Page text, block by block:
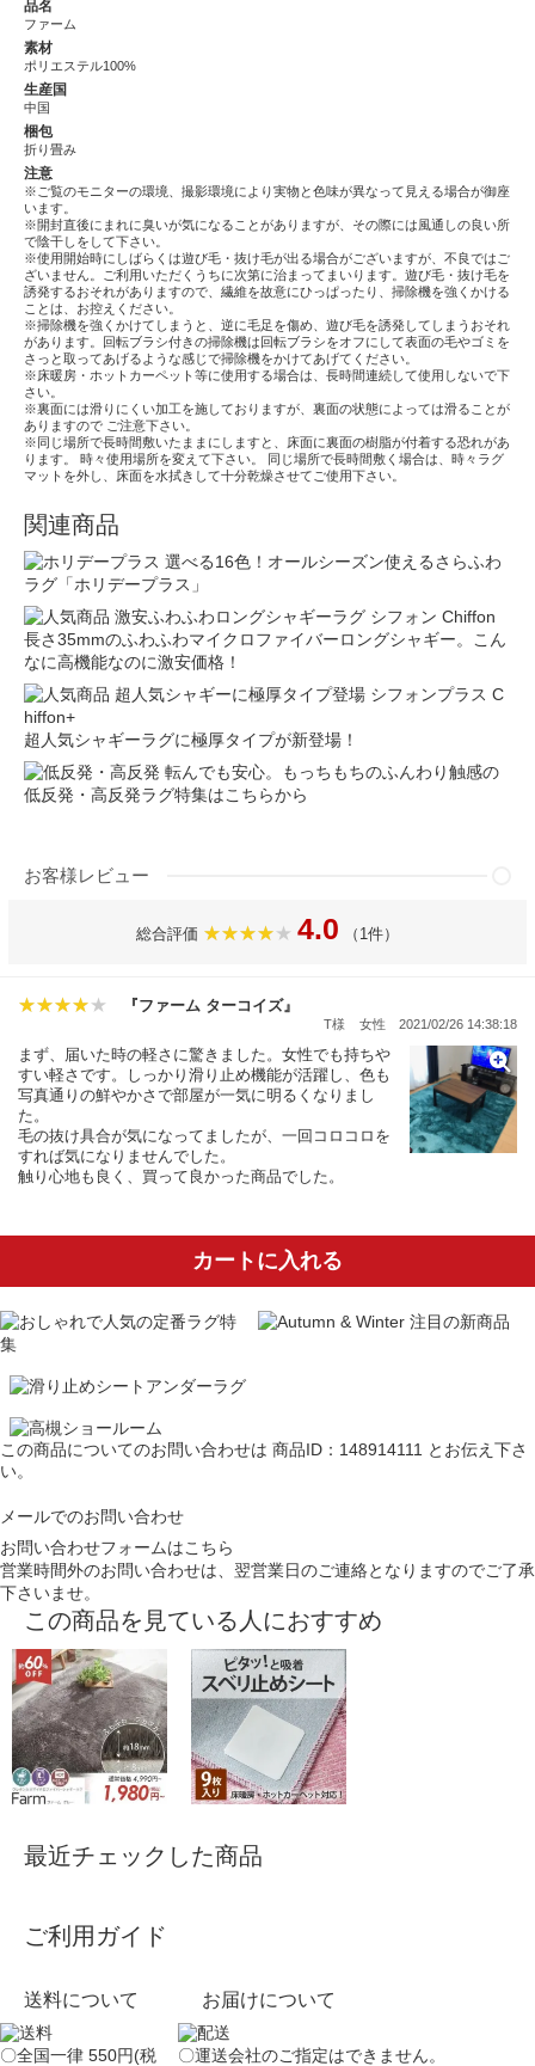
品名
ファーム
素材
ポリエステル100%
生産国
中国
梱包
折り畳み
注意
※ご覧のモニターの環境、撮影環境により実物と色味が異なって見える場合が御座
います。
※開封直後にまれに臭いが気になることがありますが、その際には風通しの良い所
で陰干しをして下さい。
※使用開始時にしばらくは遊び毛・抜け毛が出る場合がございますが、不良ではご
ざいません。ご利用いただくうちに次第に治まってまいります。遊び毛・抜け毛を
誘発するおそれがありますので、繊維を故意にひっぱったり、掃除機を強くかける
ことは、お控えください。
※掃除機を強くかけてしまうと、逆に毛足を傷め、遊び毛を誘発してしまうおそれ
があります。回転ブラシ付きの掃除機は回転ブラシをオフにして表面の毛やゴミを
さっと取ってあげるような感じで掃除機をかけてあげてください。
※床暖房・ホットカーペット等に使用する場合は、長時間連続して使用しないで下
さい。
※裏面には滑りにくい加工を施しておりますが、裏面の状態によっては滑ることが
ありますので ご注意下さい。
※同じ場所で長時間敷いたままにしますと、床面に裏面の樹脂が付着する恐れがあ
ります。 時々使用場所を変えて下さい。 同じ場所で長時間敷く場合は、時々ラグ
マットを外し、床面を水拭きして十分乾燥させてご使用下さい。
関連商品
選べる16色！オールシーズン使えるさらふわ
ラグ「ホリデープラス」
長さ35mmのふわふわマイクロファイバーロングシャギー。こん
なに高機能なのに激安価格！
超人気シャギーラグに極厚タイプが新登場！
転んでも安心。もっちもちのふんわり触感の
低反発・高反発ラグ特集はこちらから
お客様レビュー
総合評価 4.0 （1件）
『ファーム ターコイズ』
T様 女性 2021/02/26 14:38:18
まず、届いた時の軽さに驚きました。女性でも持ちや
すい軽さです。しっかり滑り止め機能が活躍し、色も
写真通りの鮮やかさで部屋が一気に明るくなりまし
た。
毛の抜け具合が気になってましたが、一回コロコロを
すれば気になりませんでした。
触り心地も良く、買って良かった商品でした。
カートに入れる
この商品についてのお問い合わせは 商品ID：148914111 とお伝え下さ
い。
メールでのお問い合わせ
お問い合わせフォームはこちら
営業時間外のお問い合わせは、翌営業日のご連絡となりますのでご了承
下さいませ。
この商品を見ている人におすすめ
最近チェックした商品
ご利用ガイド
送料について
〇全国一律 550円(税
お届けについて
〇運送会社のご指定はできません。